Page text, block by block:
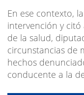
En ese contexto,
intervención y
de la salud,
circunstancias de
hechos
conducente a la